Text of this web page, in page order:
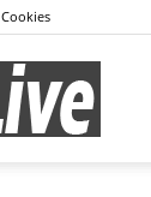
Cookies